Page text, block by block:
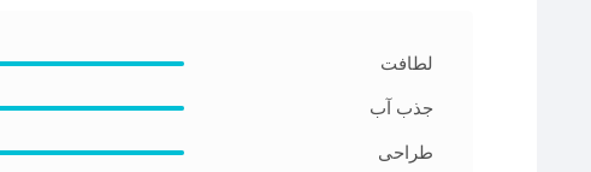
لطافت
جذب آب
طراحی